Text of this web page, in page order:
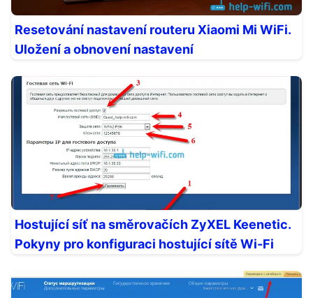
Resetování nastavení routeru Xiaomi Mi WiFi.
Uložení a obnovení nastavení
Hostující síť na směrovačích ZyXEL Keenetic.
Pokyny pro konfiguraci hostující sítě Wi-Fi